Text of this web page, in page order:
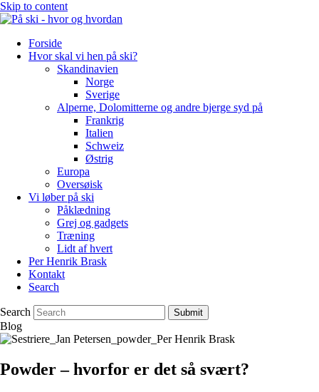
Skip to content
Forside
Hvor skal vi hen på ski?
Skandinavien
Norge
Sverige
Alperne, Dolomitterne og andre bjerge syd på
Frankrig
Italien
Schweiz
Østrig
Europa
Oversøisk
Vi løber på ski
Påklædning
Grej og gadgets
Træning
Lidt af hvert
Per Henrik Brask
Kontakt
Search
Search Submit
Blog
Powder – hvorfor er det så svært?